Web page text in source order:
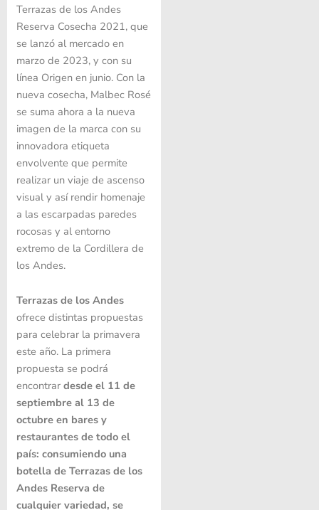
Terrazas de los Andes
Reserva Cosecha 2021, que
se lanzó al mercado en
marzo de 2023, y con su
línea Origen en junio. Con la
nueva cosecha, Malbec Rosé
se suma ahora a la nueva
imagen de la marca con su
innovadora etiqueta
envolvente que permite
realizar un viaje de ascenso
visual y así rendir homenaje
a las escarpadas paredes
rocosas y al entorno
extremo de la Cordillera de
los Andes.
Terrazas de los Andes
ofrece distintas propuestas
para celebrar la primavera
este año. La primera
propuesta se podrá
encontrar desde el 11 de
septiembre al 13 de
octubre en bares y
restaurantes de todo el
país: consumiendo una
botella de Terrazas de los
Andes Reserva de
cualquier variedad, se